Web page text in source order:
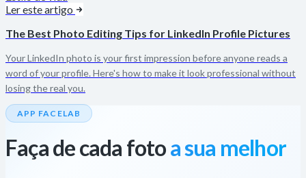
Ler este artigo
The Best Photo Editing Tips for LinkedIn Profile Pictures
Your LinkedIn photo is your first impression before anyone reads a
word of your profile. Here's how to make it look professional without
losing the real you.
APP FACELAB
Faça de cada fotoa sua melhor